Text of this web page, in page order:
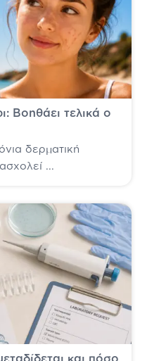
Βοηθάει τελικά ο
δερματική
...